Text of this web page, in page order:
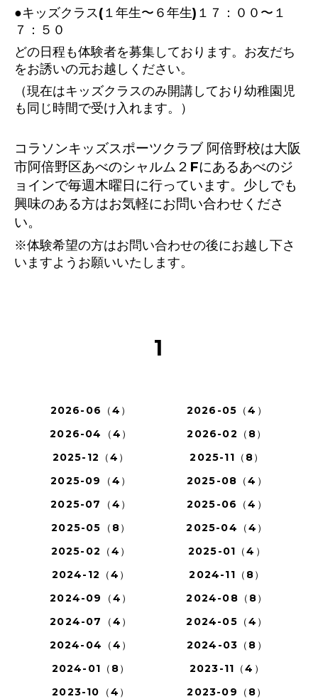
●キッズクラス(１年生〜６年生)１７：００〜１
７：５０
どの日程も体験者を募集しております。お友だち
をお誘いの元お越しください。
（現在はキッズクラスのみ開講しており幼稚園児
も同じ時間で受け入れます。）
コラソンキッズスポーツクラブ 阿倍野校は大阪
市阿倍野区あべのシャルム２Fにあるあべのジ
ョインで毎週木曜日に行っています。少しでも
興味のある方はお気軽にお問い合わせくださ
い。
※体験希望の方はお問い合わせの後にお越し下さ
いますようお願いいたします。
1
2026-06（4）
2026-05（4）
2026-04（4）
2026-02（8）
2025-12（4）
2025-11（8）
2025-09（4）
2025-08（4）
2025-07（4）
2025-06（4）
2025-05（8）
2025-04（4）
2025-02（4）
2025-01（4）
2024-12（4）
2024-11（8）
2024-09（4）
2024-08（8）
2024-07（4）
2024-05（4）
2024-04（4）
2024-03（8）
2024-01（8）
2023-11（4）
2023-10（4）
2023-09（8）